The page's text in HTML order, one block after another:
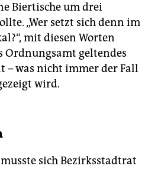
Biertische um drei
„Wer setzt sich denn im
mit diesen Worten
Ordnungsamt geltendes
– was nicht immer der Fall
wird.
sich Bezirksstadtrat